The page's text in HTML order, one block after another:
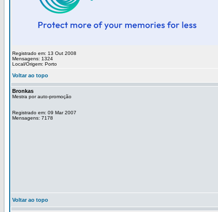
Registrado em: 13 Out 2008
Mensagens: 1324
Local/Origem: Porto
Voltar ao topo
Bronkas
Mestra por auto-promoção
Registrado em: 09 Mar 2007
Mensagens: 7178
Voltar ao topo